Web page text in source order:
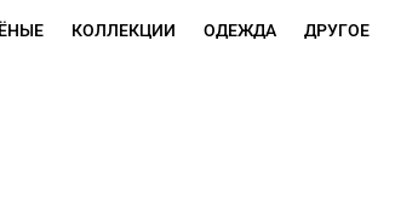
КОЛЛЕКЦИИ ОДЕЖДА ДРУГОЕ